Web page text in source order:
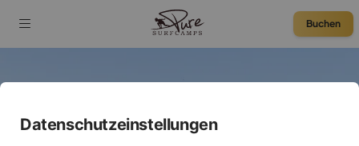
Buchen
4,5
Datenschutzeinstellungen